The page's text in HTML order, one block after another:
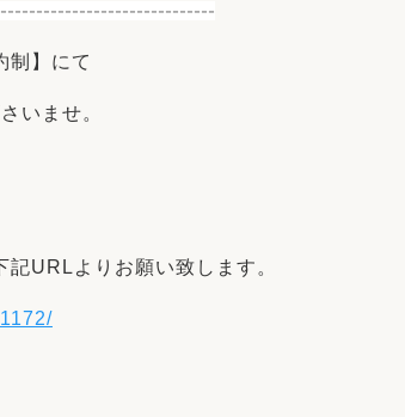
制】にて
いませ。
URLよりお願い致します。